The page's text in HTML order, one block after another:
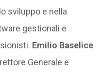
sviluppo e nella
gestionali e
Emilio Baselice
Generale e